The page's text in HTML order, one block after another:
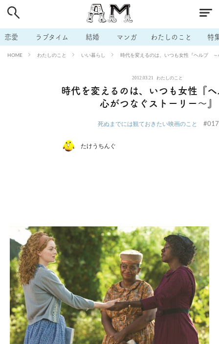
恋愛 ラブタイム 結婚 マンガ わたしのこと 特
HOME わたしのこと いい暮らし 時代を変えるのは、いつも女性『ヘルプ ～
2012.03.21 わたしのこと
時代を変えるのは、いつも女性『
心がつなぐストーリー～』
死ぬまでには観ておきたい映画のこと #017
たけうちんぐ
# 男の本音 # セフレ # 不倫
# 出会う方法 # マッチングアプリ # ラブグッズ # 体の相